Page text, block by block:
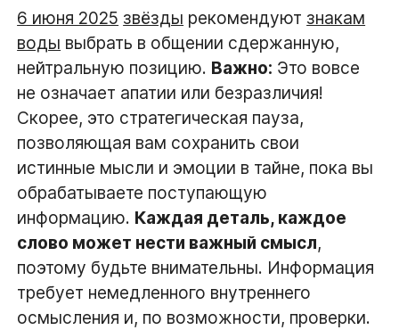
6 июня 2025 звёзды рекомендуют знакам
воды выбрать в общении сдержанную,
нейтральную позицию. Важно: Это вовсе
не означает апатии или безразличия!
Скорее, это стратегическая пауза,
позволяющая вам сохранить свои
истинные мысли и эмоции в тайне, пока вы
обрабатываете поступающую
информацию. Каждая деталь, каждое
слово может нести важный смысл,
поэтому будьте внимательны. Информация
требует немедленного внутреннего
осмысления и, по возможности, проверки.